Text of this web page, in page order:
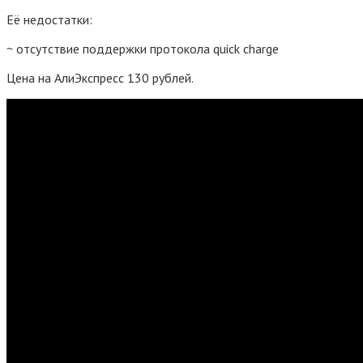
Её недостатки:
~ отсутствие поддержки протокола quick charge
Цена на АлиЭкспресс 130 рублей.